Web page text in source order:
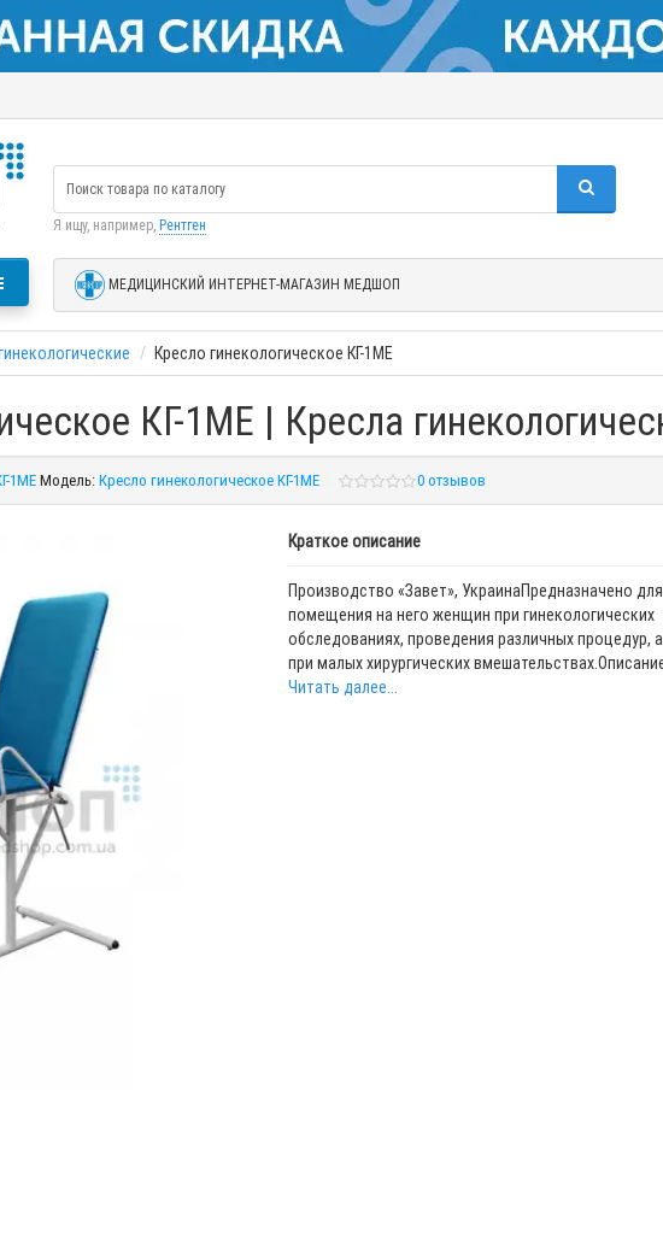
Я ищу, например, Рентген
МЕДИЦИНСКИЙ ИНТЕРНЕТ-МАГАЗИН МЕДШОП
Кресло гинекологическое КГ-1МЕ
КГ-1МЕ | Кресла
1МЕМодель:Кресло гинекологическое КГ-1МЕ 0 отзывов
Краткое описание
Производство «Завет», УкраинаПредназначено для
помещения на него женщин при гинекологических
обследованиях, проведения различных процедур,
при малых хирургических
Читать далее...